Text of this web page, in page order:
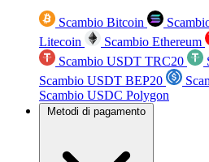
Scambio Bitcoin
Litecoin
Scambio Ethereum
Scambio USDT TRC20
Scambio USDT BEP20
Scambio USDC Polygon
Metodi di pagamento